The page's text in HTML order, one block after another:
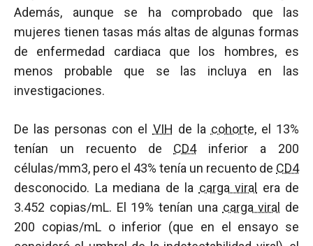
Además, aunque se ha comprobado que las
mujeres tienen tasas más altas de algunas formas
de enfermedad cardiaca que los hombres, es
menos probable que se las incluya en las
investigaciones.
De las personas con el VIH de la cohorte, el 13%
tenían un recuento de CD4inferior a 200
células/mm3, pero el 43% tenía un recuento de CD4
desconocido. La mediana de la carga viral
era de
3.452 copias/mL. El 19% tenían una carga viral
de
200 copias/mL o inferior (que en el ensayo se